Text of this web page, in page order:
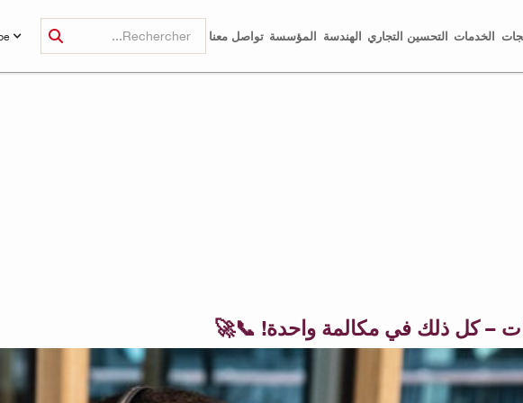
الخدمات التحسين التجاري الهندسة المؤسسة تواصل معنا
– كل ذلك في مكالمة واحدة! 📞🚀